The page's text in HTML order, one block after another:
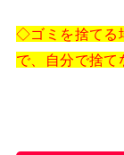
◇ゴミを捨てる
で、自分で捨て